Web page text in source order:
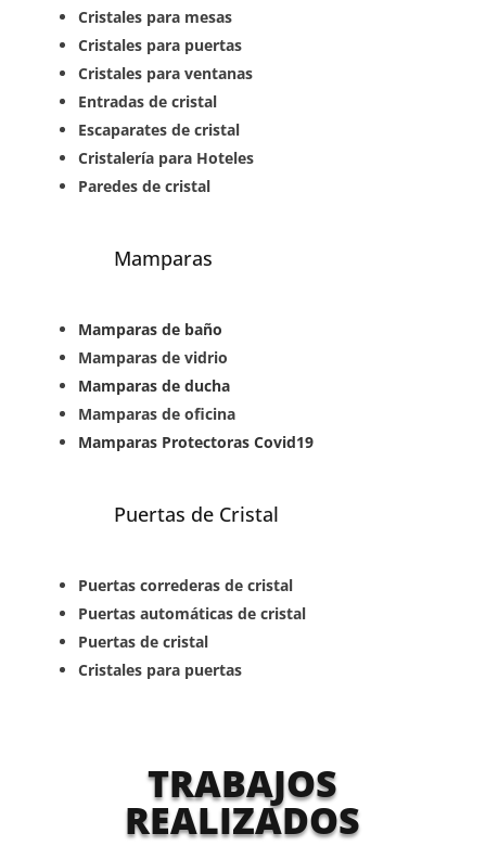
Cristales para mesas
Cristales para puertas
Cristales para ventanas
Entradas de cristal
Escaparates de cristal
Cristalería para Hoteles
Paredes de cristal
Mamparas
Mamparas de baño
Mamparas de vidrio
Mamparas de ducha
Mamparas de oficina
Mamparas Protectoras Covid19
Puertas de Cristal
Puertas correderas de cristal
Puertas automáticas de cristal
Puertas de cristal
Cristales para puertas
TRABAJOS
REALIZADOS